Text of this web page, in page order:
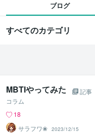
ブログ
すべてのカテゴリ
MBTIやってみた
記事
コラム
18
サラフワ❀ 2023/12/15